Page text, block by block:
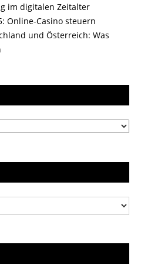
im digitalen Zeitalter
Online-Casino steuern
und Österreich: Was